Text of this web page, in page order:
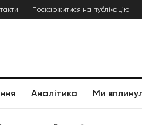
Поскаржитися на публікацію
Аналітика Ми